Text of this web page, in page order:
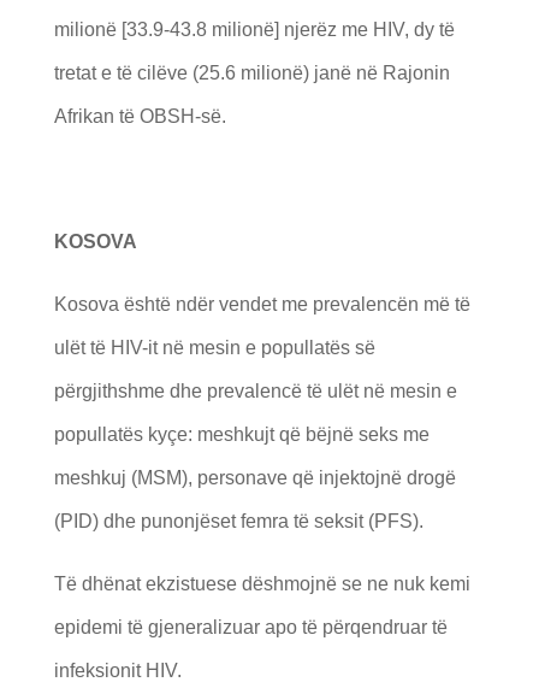
milionë [33.9-43.8 milionë] njerëz me HIV, dy të
tretat e të cilëve (25.6 milionë) janë në Rajonin
Afrikan të OBSH-së.
KOSOVA
Kosova është ndër vendet me prevalencën më të
ulët të HIV-it në mesin e popullatës së
përgjithshme dhe prevalencë të ulët në mesin e
popullatës kyçe: meshkujt që bëjnë seks me
meshkuj (MSM), personave që injektojnë drogë
(PID) dhe punonjëset femra të seksit (PFS).
Të dhënat ekzistuese dëshmojnë se ne nuk kemi
epidemi të gjeneralizuar apo të përqendruar të
infeksionit HIV.